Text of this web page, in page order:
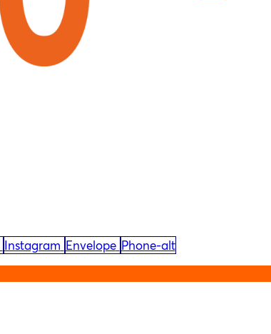
Instagram Envelope Phone-alt